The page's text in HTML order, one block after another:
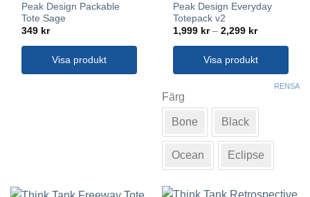
Peak Design Packable
Tote Sage
349 kr
Visa produkt
Peak Design Everyday
Totepack v2
1,999 kr – 2,299 krPrisintervall:
till
2,299 kr
Visa produkt
här
produkten
har
flera
varianter.
De
Färg
Bone Black
Ocean Eclipse
RENSA